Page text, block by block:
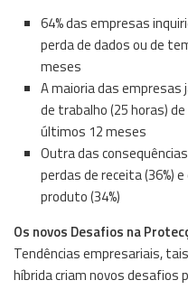
64% das empresas
perda de dados ou de
meses
A maioria das
de trabalho (25 horas)
últimos 12 meses
Outra das
perdas de receita (36%)
produto (34%)
Os novos Desafios na
Tendências empresariais,
híbrida criam novos desafios